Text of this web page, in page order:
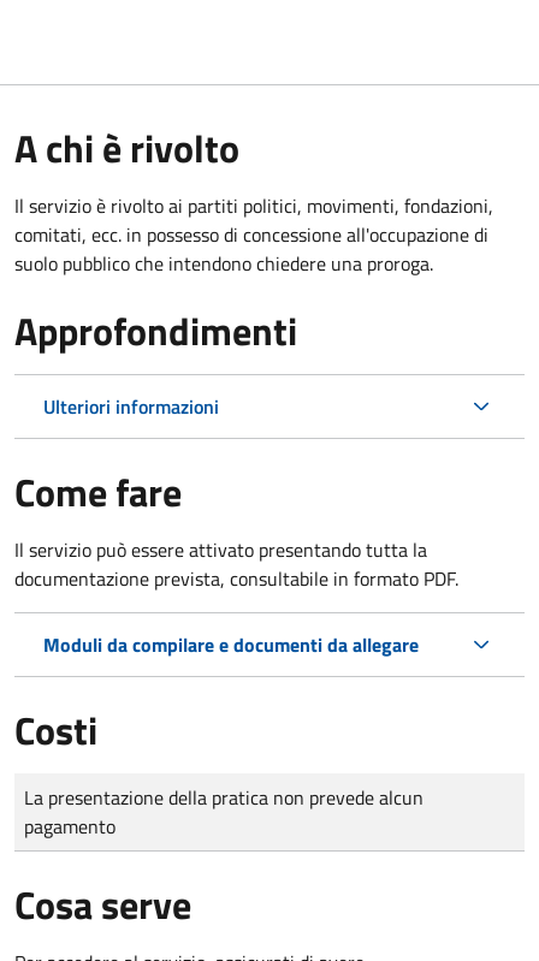
A chi è rivolto
Il servizio è rivolto ai partiti politici, movimenti, fondazioni,
comitati, ecc. in possesso di concessione all'occupazione di
suolo pubblico che intendono chiedere una proroga.
Approfondimenti
Ulteriori informazioni
Come fare
Il servizio può essere attivato presentando tutta la
documentazione prevista, consultabile in formato PDF.
Moduli da compilare e documenti da allegare
Costi
Tipo di pagamento
Importo
La presentazione della pratica non prevede alcun
pagamento
Cosa serve